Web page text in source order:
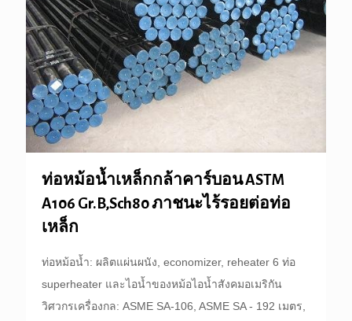
ท่อหม้อน้ำเหล็กกล้าคาร์บอน ASTM
A106 Gr.B,Sch80 ภาชนะไร้รอยต่อท่อ
เหล็ก
ท่อหม้อน้ำ: ผลิตแผ่นผนัง, economizer, reheater 6 ท่อ
superheater และไอน้ำของหม้อไอน้ำสังคมอเมริกัน
วิศวกรเครื่องกล: ASME SA-106, ASME SA - 192 เมตร,